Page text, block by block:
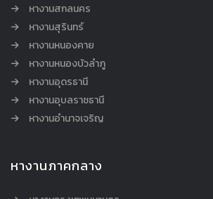
หางานสกลนคร
หางานสุรินทร์
หางานหนองคาย
หางานหนองบัวลำภู
หางานอุดรธานี
หางานอุบลราชธานี
หางานอำนาจเจริญ
หางานภาคกลาง